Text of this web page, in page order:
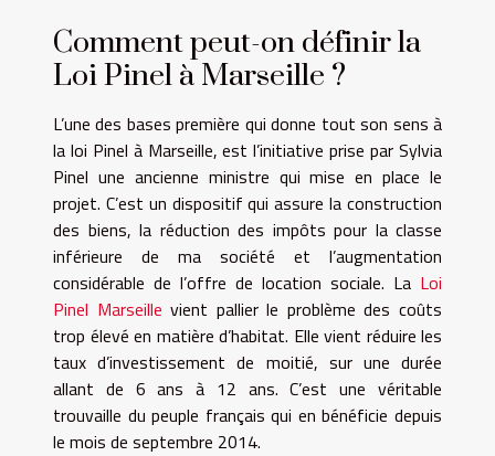
Comment peut-on définir la
Loi Pinel à Marseille ?
L’une des bases première qui donne tout son sens à
la loi Pinel à Marseille, est l’initiative prise par Sylvia
Pinel une ancienne ministre qui mise en place le
projet. C’est un dispositif qui assure la construction
des biens, la réduction des impôts pour la classe
inférieure de ma société et l’augmentation
considérable de l’offre de location sociale. La Loi
Pinel Marseille vient pallier le problème des coûts
trop élevé en matière d’habitat. Elle vient réduire les
taux d’investissement de moitié, sur une durée
allant de 6 ans à 12 ans. C’est une véritable
trouvaille du peuple français qui en bénéficie depuis
le mois de septembre 2014.